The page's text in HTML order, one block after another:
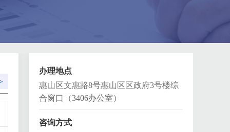
办理地点
惠山区文惠路8号惠山区区政府3号楼综
合窗口（3406办公室）
咨询方式